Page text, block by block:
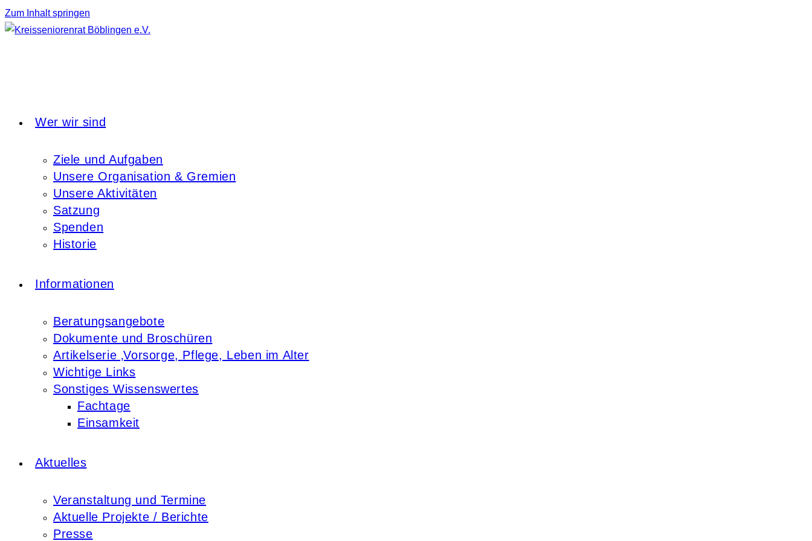
Zum Inhalt springen
Wer wir sind
Ziele und Aufgaben
Unsere Organisation & Gremien
Unsere Aktivitäten
Satzung
Spenden
Historie
Informationen
Beratungsangebote
Dokumente und Broschüren
Artikelserie ‚Vorsorge, Pflege, Leben im Alter
Wichtige Links
Sonstiges Wissenswertes
Fachtage
Einsamkeit
Aktuelles
Veranstaltung und Termine
Aktuelle Projekte / Berichte
Presse